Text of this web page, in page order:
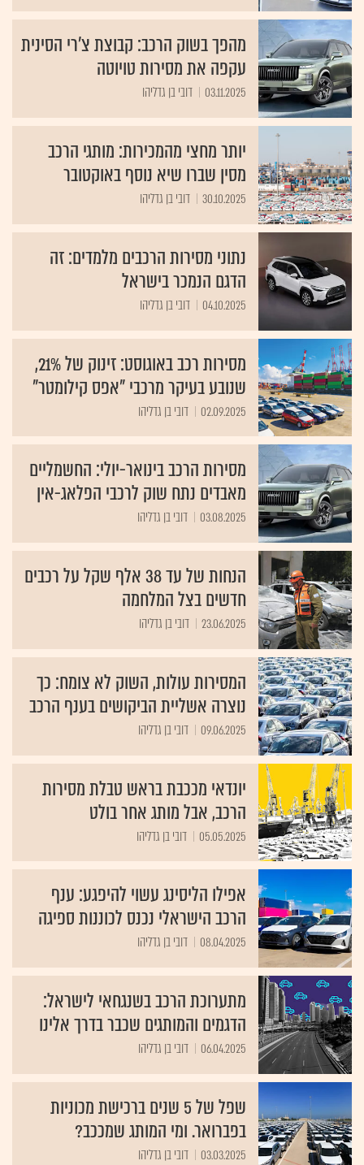
מהפך בשוק הרכב: קבוצת צ'רי הסינית
עקפה את מסירות טויוטה
03.11.2025 דובי בן גדליהו
יותר מחצי מהמכירות: מותגי הרכב
מסין שברו שיא נוסף באוקטובר
30.10.2025 דובי בן גדליהו
נתוני מסירות הרכבים מלמדים: זה
הדגם הנמכר בישראל
04.10.2025 דובי בן גדליהו
מסירות רכב באוגוסט: זינוק של 21%,
שנובע בעיקר מרכבי "אפס קילומטר"
02.09.2025 דובי בן גדליהו
מסירות הרכב בינואר-יולי: החשמליים
מאבדים נתח שוק לרכבי הפלאג-אין
03.08.2025 דובי בן גדליהו
הנחות של עד 38 אלף שקל על רכבים
חדשים בצל המלחמה
23.06.2025 דובי בן גדליהו
המסירות עולות, השוק לא צומח: כך
נוצרה אשליית הביקושים בענף הרכב
09.06.2025 דובי בן גדליהו
יונדאי מככבת בראש טבלת מסירות
הרכב, אבל מותג אחר בולט
05.05.2025 דובי בן גדליהו
אפילו הליסינג עשוי להיפגע: ענף
הרכב הישראלי נכנס לכוננות ספיגה
08.04.2025 דובי בן גדליהו
מתערוכת הרכב בשנגחאי לישראל:
הדגמים והמותגים שכבר בדרך אלינו
06.04.2025 דובי בן גדליהו
שפל של 5 שנים ברכישת מכוניות
בפברואר. ומי המותג שמככב?
03.03.2025 דובי בן גדליהו